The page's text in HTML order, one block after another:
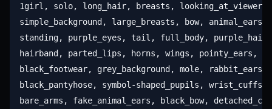
1girl, solo, long_hair, breasts, looking_at_viewer,
simple_background, large_breasts, bow,
standing, purple_eyes, tail, full_body,
hairband, parted_lips, horns, wings, pointy_ears,
black_footwear, grey_background, mole,
black_pantyhose, symbol-shaped_pupils,
bare_arms, fake_animal_ears, black_bow,